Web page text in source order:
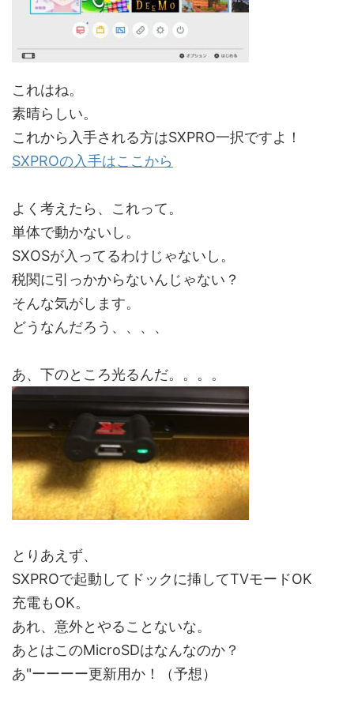
これはね。
素晴らしい。
これから入手される方はSXPRO一択ですよ！
SXPROの入手はここから
よく考えたら、これって。
単体で動かないし。
SXOSが入ってるわけじゃないし。
税関に引っかからないんじゃない？
そんな気がします。
どうなんだろう、、、、
あ、下のところ光るんだ。。。。
とりあえず、
SXPROで起動してドックに挿してTVモードOK
充電もOK。
あれ、意外とやることないな。
あとはこのMicroSDはなんなのか？
あ"ーーーー更新用か！（予想）